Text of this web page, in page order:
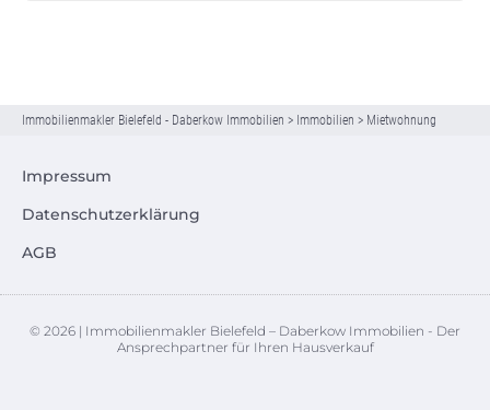
Immobilienmakler Bielefeld - Daberkow Immobilien > Immobilien > Mietwohnung
Impressum
Datenschutzerklärung
AGB
© 2026 | Immobilienmakler Bielefeld – Daberkow Immobilien - Der
Ansprechpartner für Ihren Hausverkauf